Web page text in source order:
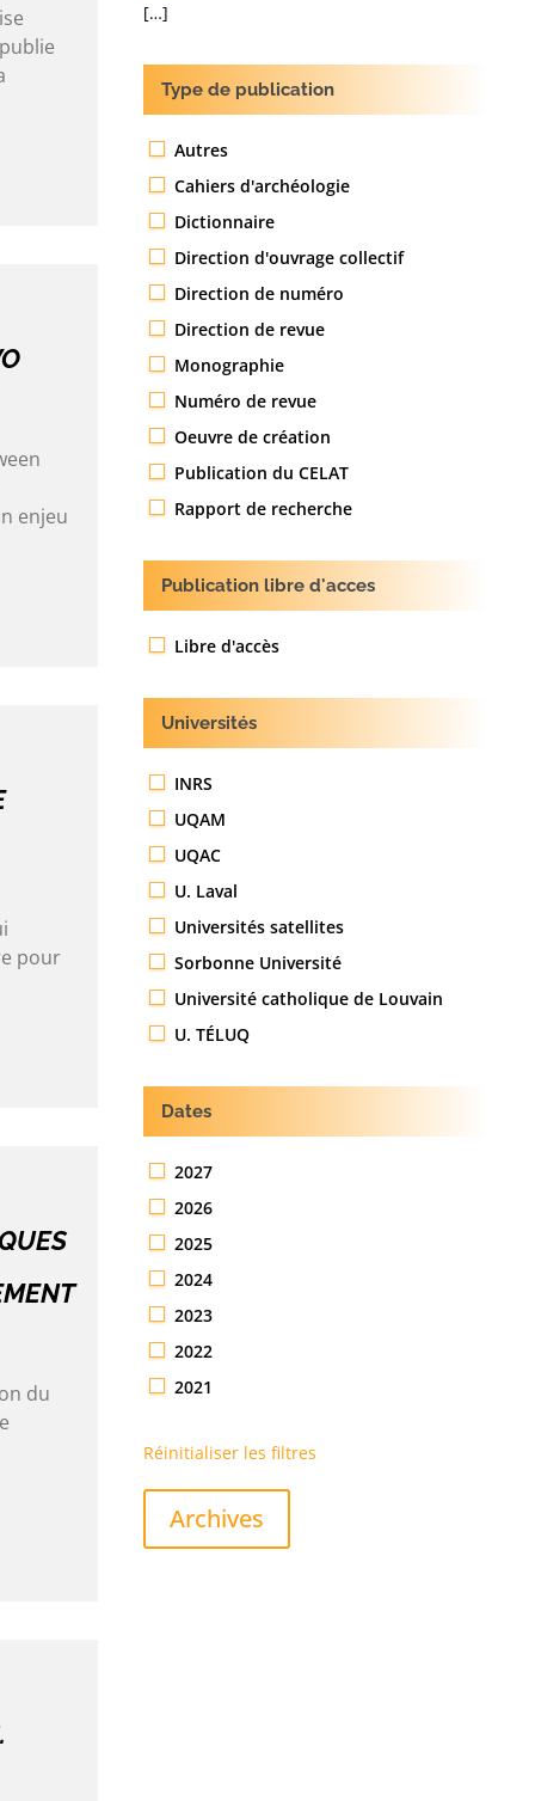
enjeu
pour
du
[…]
Type de publication
Autres
Cahiers d'archéologie
Dictionnaire
Direction d'ouvrage collectif
Direction de numéro
Direction de revue
Monographie
Numéro de revue
Oeuvre de création
Publication du CELAT
Rapport de recherche
Publication libre d'acces
Libre d'accès
Universités
INRS
UQAM
UQAC
U. Laval
Universités satellites
Sorbonne Université
Université catholique de Louvain
U. TÉLUQ
Dates
2027
2026
2025
2024
2023
2022
2021
Réinitialiser les filtres
Archives